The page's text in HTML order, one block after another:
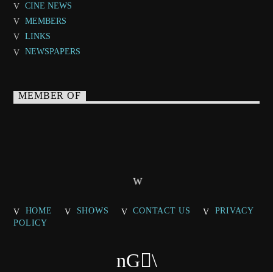
CINE NEWS
MEMBERS
LINKS
NEWSPAPERS
MEMBER OF
HOME SHOWS CONTACT US
PRIVACY
POLICY